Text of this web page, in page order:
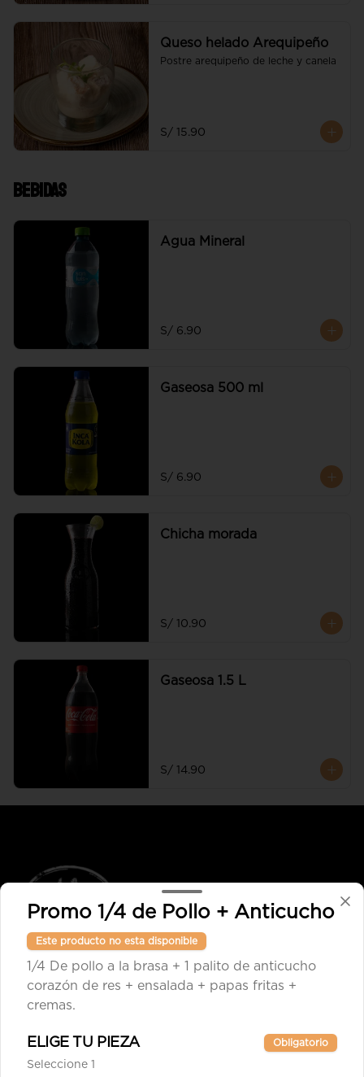
Queso helado Arequipeño
Postre arequipeño de leche y canela
S/ 15.90
Bebidas
Agua Mineral
S/ 6.90
Gaseosa 500 ml
S/ 6.90
Chicha morada
S/ 10.90
Gaseosa 1.5 L
S/ 14.90
Conócenos
Términos y condiciones
Política de privacidad
Promo 1/4 de Pollo + Anticucho
Este producto no esta disponible
1/4 De pollo a la brasa + 1 palito de anticucho
corazón de res + ensalada + papas fritas +
cremas.
ELIGE TU PIEZA Obligatorio
Seleccione 1